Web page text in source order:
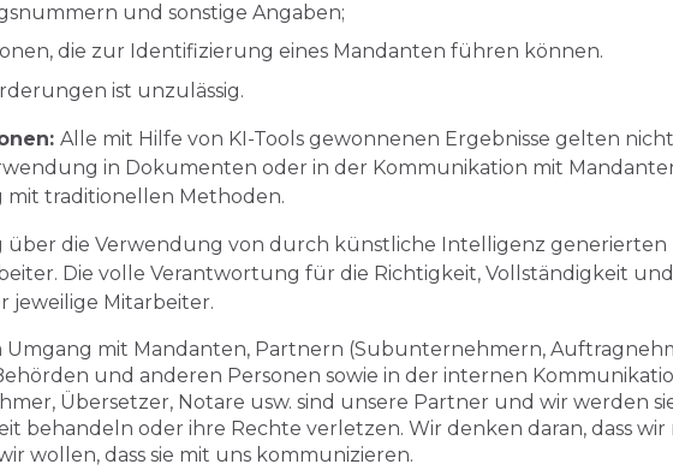
und sonstige Angaben;
die zur Identifizierung eines Mandanten führen können.
ist unzulässig.
Alle mit Hilfe von KI-Tools gewonnenen Ergebnisse gelten
in Dokumenten oder in der Kommunikation mit
traditionellen Methoden.
über die Verwendung von durch künstliche Intelligenz generierten
Die volle Verantwortung für die Richtigkeit, Vollständigkeit
jeweilige Mitarbeiter.
mit Mandanten, Partnern (Subunternehmern,
und anderen Personen sowie in der internen
Übersetzer, Notare usw. sind unsere Partner und wir werden
behandeln oder ihre Rechte verletzen. Wir denken daran, dass wir
wollen, dass sie mit uns kommunizieren.